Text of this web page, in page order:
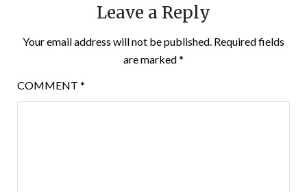
Leave a Reply
Your email address will not be published. Required fields
are marked*
COMMENT *